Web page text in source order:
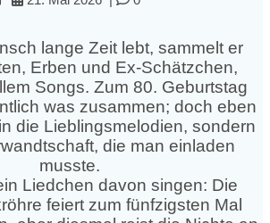
lange Zeit lebt, sammelt er
Erben und Ex-Schätzchen,
Songs. Zum 80. Geburtstag
was zusammen; doch eben
die Lieblingsmelodien, sondern
die man einladen
musste.
Liedchen davon singen: Die
feiert zum fünfzigsten Mal